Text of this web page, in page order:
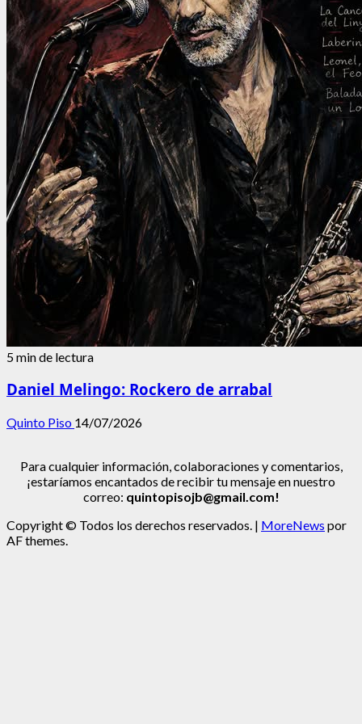
5 min de lectura
Daniel Melingo: Rockero de arrabal
Quinto Piso 14/07/2026
Para cualquier información, colaboraciones y comentarios,
¡estaríamos encantados de recibir tu mensaje en nuestro
correo: quintopisojb@gmail.com!
Copyright © Todos los derechos reservados. | MoreNews por
AF themes.